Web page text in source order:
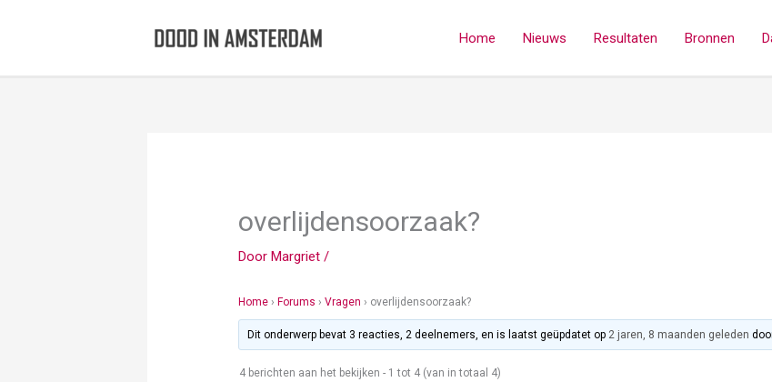
Home Nieuws Resultaten Bronnen
overlijdensoorzaak?
DoorMargriet/
Home › Forums › Vragen › overlijdensoorzaak?
Dit onderwerp bevat 3 reacties, 2 deelnemers, en is laatst geüpdatet op 2 jaren, 8 maanden geleden
4 berichten aan het bekijken - 1 tot 4 (van in totaal 4)